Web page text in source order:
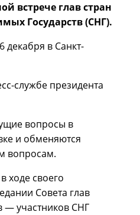
встрече глав стран
Государств (СНГ).
декабря в Санкт-
службе президента
вопросы в
и обменяются
вопросам.
ходе своего
Совета глав
— участников СНГ